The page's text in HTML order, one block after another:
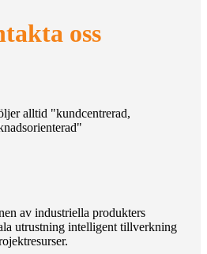
oss
alltid "kundcentrerad,
av industriella produkters
utrustning intelligent tillverkning